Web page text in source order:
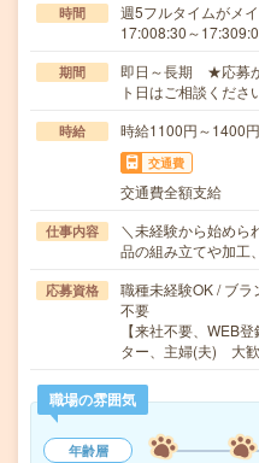
時間
週5フルタイムがメ
17:008:30～
期間
即日～長期 ★応募
ト日はご相談くださ
時給 時給1100円～1400
交通費
交通費全額支給
仕事内容
＼未経験から始めら
品の組み立てや加工
応募資格
職種未経験OK / ブラ
不要
【来社不要、WEB
ター、主婦(夫) 大
職場の雰囲気
年齢層